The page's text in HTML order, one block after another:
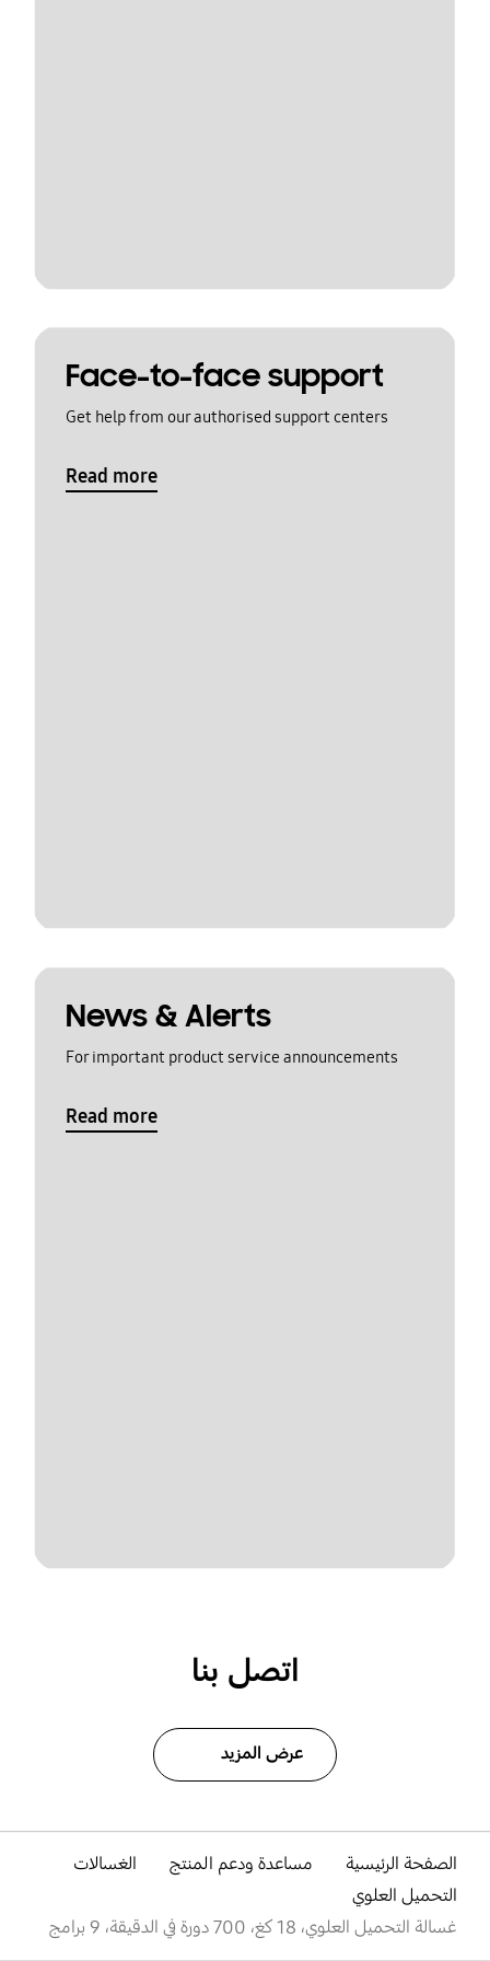
Face-to-face support
Get help from our authorised support centers
Read more
News & Alerts
For important product service announcements
Read more
اتصل بنا
عرض المزيد
الصفحة الرئيسية مساعدة ودعم المنتج
الغسالات
التحميل العلوي
غسالة التحميل العلوي، 18 كغ، 700 دورة في الدقيقة، 9 برامج